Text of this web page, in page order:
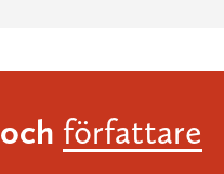
och författare